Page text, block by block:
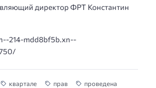
директор ФРТ Константин
214-mdd8bf5b.xn--
квартале прав
проведена